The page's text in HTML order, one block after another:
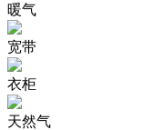
暖气
宽带
衣柜
天然气